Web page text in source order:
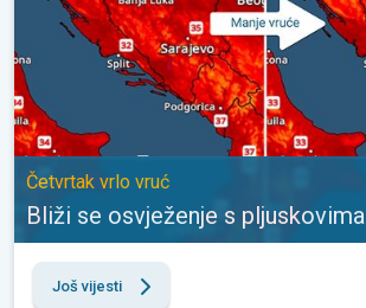
Četvrtak vrlo vruć
Bliži se osvježenje s pljuskovima
Još vijesti